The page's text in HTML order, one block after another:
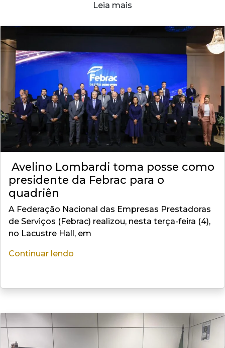
Leia mais
Avelino Lombardi toma posse como
presidente da Febrac para o
quadriên
A Federação Nacional das Empresas Prestadoras
de Serviços (Febrac) realizou, nesta terça-feira (4),
no Lacustre Hall, em
Continuar lendo